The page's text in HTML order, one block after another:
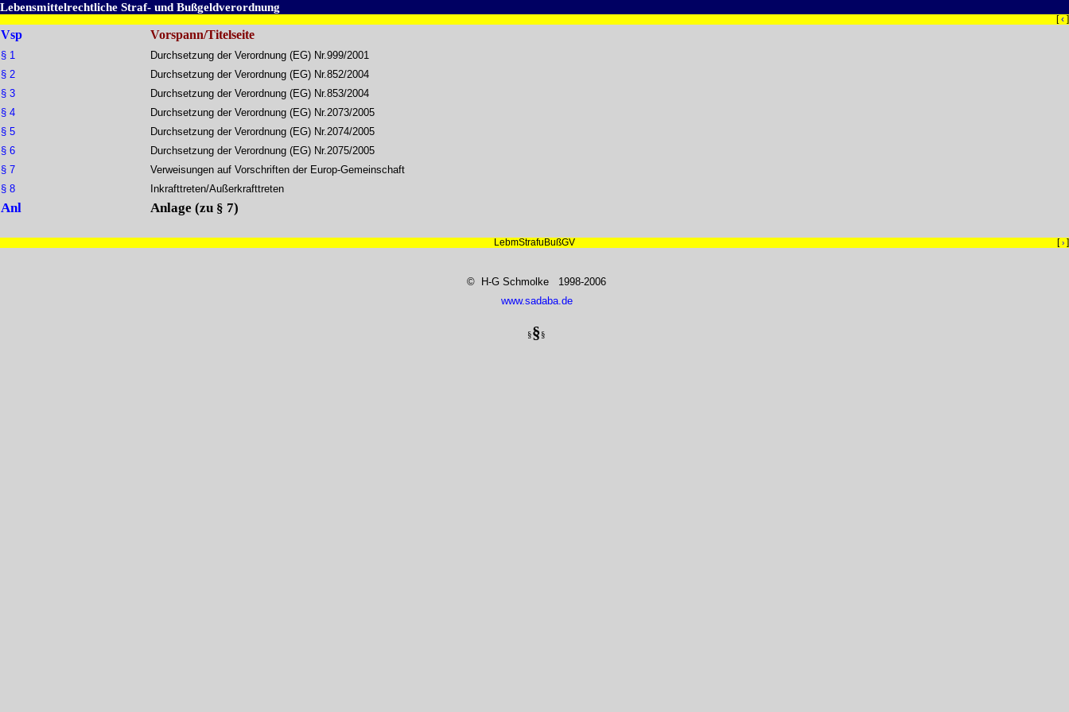
Lebensmittelrechtliche Straf- und Bußgeldverordnung
[‹ ]
Vsp Vorspann/Titelseite
§ 1
§ 2
§ 3
§ 4
§ 5
§ 6
§ 7
§ 8
Anl
Durchsetzung der Verordnung (EG) Nr.999/2001
Durchsetzung der Verordnung (EG) Nr.852/2004
Durchsetzung der Verordnung (EG) Nr.853/2004
Durchsetzung der Verordnung (EG) Nr.2073/2005
Durchsetzung der Verordnung (EG) Nr.2074/2005
Durchsetzung der Verordnung (EG) Nr.2075/2005
Verweisungen auf Vorschriften der Europ-Gemeinschaft
Inkrafttreten/Außerkrafttreten
Anlage (zu § 7)
LebmStrafuBußGV [ › ]
© H-G Schmolke 1998-2006
www.sadaba.de
§§§